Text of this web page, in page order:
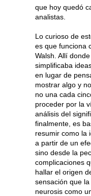
que hoy quedó
analistas.
Lo curioso de
es que funciona
Walsh. Allí
simplificaba
en lugar de
mostrar algo y
no una cada
proceder por la
análisis del
finalmente, es
resumir como la
a partir de un
sino desde la
complicaciones
hallar el origen
sensación que
neurosis como